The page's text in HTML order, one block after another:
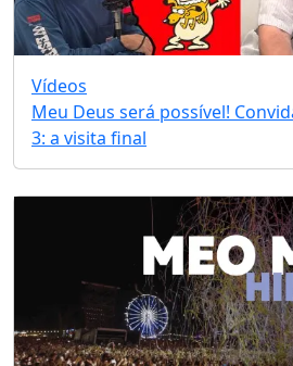
Vídeos
Meu Deus será possível!
3: a visita final